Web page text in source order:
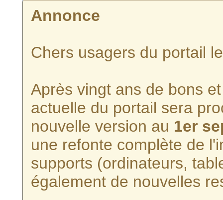
Annonce
Chers usagers du portail
Après vingt ans de bons
actuelle du portail sera
nouvelle version au 1er
une refonte complète de
supports (ordinateurs,
également de nouvelles